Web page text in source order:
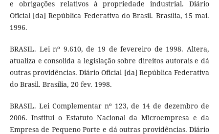
e obrigações relativos à propriedade industrial. Diário
Oficial [da] República Federativa do Brasil. Brasília, 15 mai.
1996.
BRASIL. Lei nº 9.610, de 19 de fevereiro de 1998. Altera,
atualiza e consolida a legislação sobre direitos autorais e dá
outras providências. Diário Oficial [da] República Federativa
do Brasil. Brasília, 20 fev. 1998.
BRASIL. Lei Complementar nº 123, de 14 de dezembro de
2006. Institui o Estatuto Nacional da Microempresa e da
Empresa de Pequeno Porte e dá outras providências. Diário